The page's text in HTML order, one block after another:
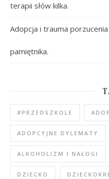
terapii słów kilka.
Adopcja i trauma
pamiętnika.
#PRZEDSZKOLE
ADOPCYJNE DYLEMATY
ALKOHOLIZM I NAŁOGI
DZIECKO